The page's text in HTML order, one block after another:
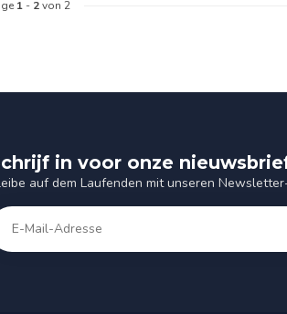
1 - 2von 2
in voor onze
auf dem Laufenden mit unseren